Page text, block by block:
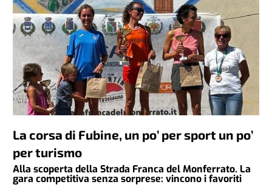
La corsa di Fubine, un po’ per sport un po’
per turismo
Alla scoperta della Strada Franca del Monferrato. La
gara competitiva senza sorprese: vincono i favoriti